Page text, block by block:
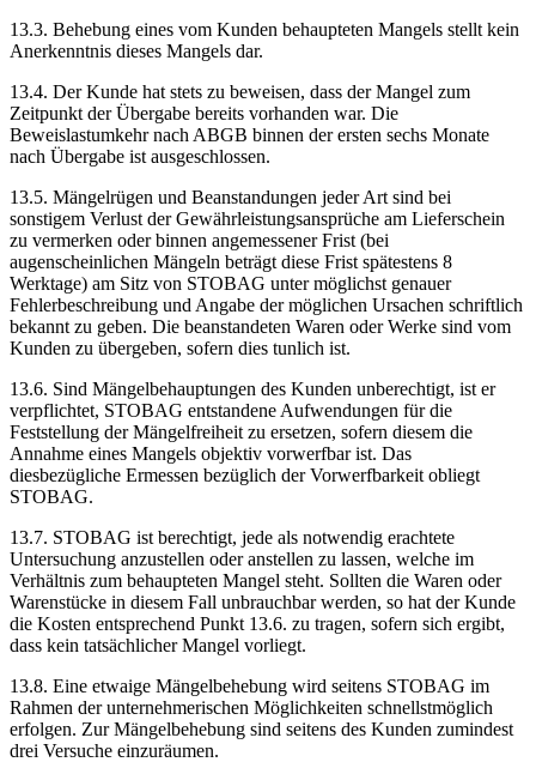
13.3. Behebung eines vom Kunden behaupteten Mangels stellt kein
Anerkenntnis dieses Mangels dar.
13.4. Der Kunde hat stets zu beweisen, dass der Mangel zum
Zeitpunkt der Übergabe bereits vorhanden war. Die
Beweislastumkehr nach ABGB binnen der ersten sechs Monate
nach Übergabe ist ausgeschlossen.
13.5. Mängelrügen und Beanstandungen jeder Art sind bei
sonstigem Verlust der Gewährleistungsansprüche am Lieferschein
zu vermerken oder binnen angemessener Frist (bei
augenscheinlichen Mängeln beträgt diese Frist spätestens 8
Werktage) am Sitz von STOBAG unter möglichst genauer
Fehlerbeschreibung und Angabe der möglichen Ursachen schriftlich
bekannt zu geben. Die beanstandeten Waren oder Werke sind vom
Kunden zu übergeben, sofern dies tunlich ist.
13.6. Sind Mängelbehauptungen des Kunden unberechtigt, ist er
verpflichtet, STOBAG entstandene Aufwendungen für die
Feststellung der Mängelfreiheit zu ersetzen, sofern diesem die
Annahme eines Mangels objektiv vorwerfbar ist. Das
diesbezügliche Ermessen bezüglich der Vorwerfbarkeit obliegt
STOBAG.
13.7. STOBAG ist berechtigt, jede als notwendig erachtete
Untersuchung anzustellen oder anstellen zu lassen, welche im
Verhältnis zum behaupteten Mangel steht. Sollten die Waren oder
Warenstücke in diesem Fall unbrauchbar werden, so hat der Kunde
die Kosten entsprechend Punkt 13.6. zu tragen, sofern sich ergibt,
dass kein tatsächlicher Mangel vorliegt.
13.8. Eine etwaige Mängelbehebung wird seitens STOBAG im
Rahmen der unternehmerischen Möglichkeiten schnellstmöglich
erfolgen. Zur Mängelbehebung sind seitens des Kunden zumindest
drei Versuche einzuräumen.